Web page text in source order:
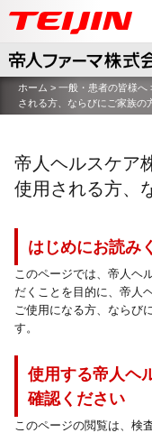
ホーム > 一般・患者の皆様へ
される方、ならびにご家族の
帝人ヘルスケア
使用される方、
はじめにお読み
このページでは、帝人ヘ
だくことを目的に、帝人
ご使用になる方、ならび
す。
使用する帝人ヘ
確認ください
このページの閲覧は、検